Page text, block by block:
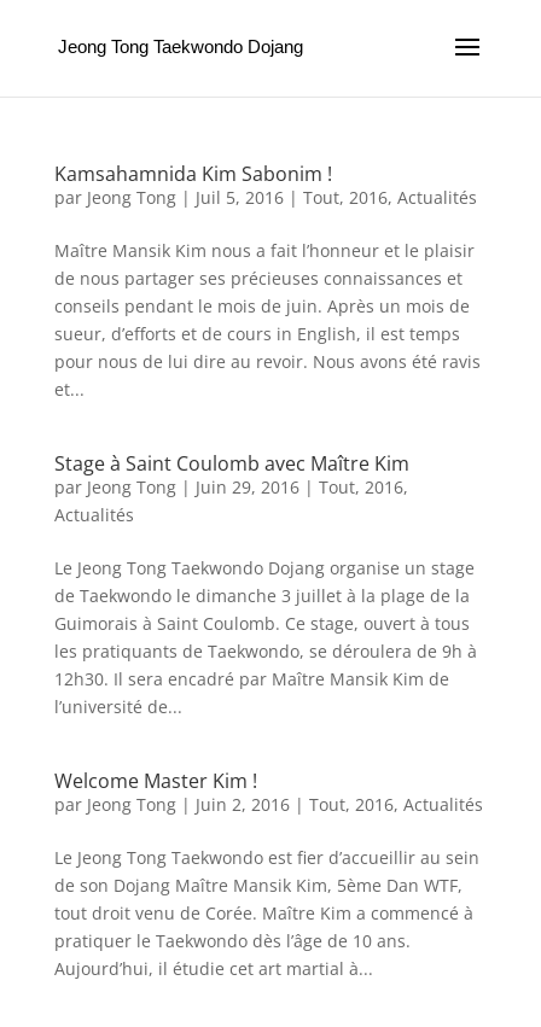
Jeong Tong Taekwondo Dojang
Kamsahamnida Kim Sabonim !
par Jeong Tong| Juil 5, 2016| Tout, 2016, Actualités
Maître Mansik Kim nous a fait l’honneur et le plaisir
de nous partager ses précieuses connaissances et
conseils pendant le mois de juin. Après un mois de
sueur, d’efforts et de cours in English, il est temps
pour nous de lui dire au revoir. Nous avons été ravis
et...
Stage à Saint Coulomb avec Maître Kim
par Jeong Tong| Juin 29, 2016| Tout, 2016,
Actualités
Le Jeong Tong Taekwondo Dojang organise un stage
de Taekwondo le dimanche 3 juillet à la plage de la
Guimorais à Saint Coulomb. Ce stage, ouvert à tous
les pratiquants de Taekwondo, se déroulera de 9h à
12h30. Il sera encadré par Maître Mansik Kim de
l’université de...
Welcome Master Kim !
par Jeong Tong| Juin 2, 2016| Tout, 2016, Actualités
Le Jeong Tong Taekwondo est fier d’accueillir au sein
de son Dojang Maître Mansik Kim, 5ème Dan WTF,
tout droit venu de Corée. Maître Kim a commencé à
pratiquer le Taekwondo dès l’âge de 10 ans.
Aujourd’hui, il étudie cet art martial à...